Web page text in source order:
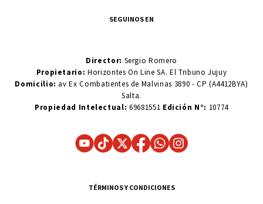
SEGUINOS EN
Director: Sergio Romero
Propietario:Horizontes On Line SA. El Tribuno Jujuy
Domicilio: av Ex Combatientes de Malvinas 3890 - CP (A4412BYA)
Salta.
Propiedad Intelectual: 69681551 Edición N°: 10774
TÉRMINOS Y CONDICIONES